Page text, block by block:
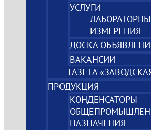
УСЛУГИ
ИЗМЕРЕНИЯ
ДОСКА
ВАКАНСИИ
ГАЗЕТА
ПРОДУКЦИЯ
КОНДЕНСАТОРЫ
НАЗНАЧЕНИЯ